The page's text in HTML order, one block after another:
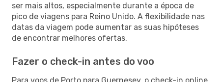
ser mais altos, especialmente durante a época de
pico de viagens para Reino Unido. A flexibilidade nas
datas da viagem pode aumentar as suas hipóteses
de encontrar melhores ofertas.
Fazer o check-in antes do voo